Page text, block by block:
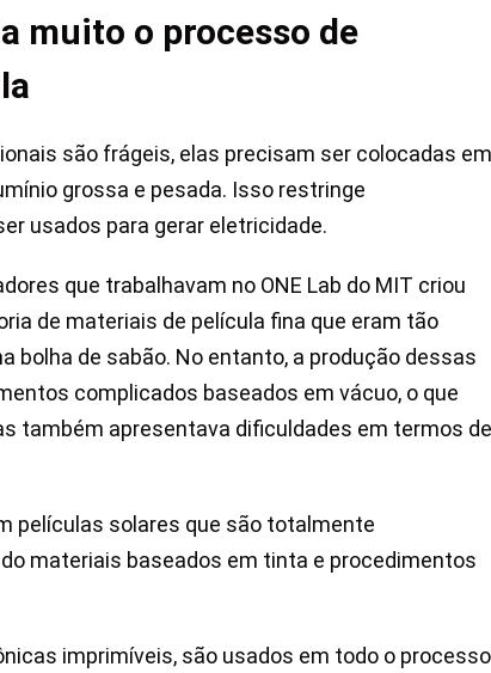
muito o processo de
são frágeis, elas precisam ser colocadas em
grossa e pesada. Isso restringe
usados para gerar eletricidade.
que trabalhavam no ONE Lab do MIT criou
de materiais de película fina que eram tão
bolha de sabão. No entanto, a produção dessas
complicados baseados em vácuo, o que
também apresentava dificuldades em termos de
películas solares que são totalmente
materiais baseados em tinta e procedimentos
imprimíveis, são usados em todo o processo